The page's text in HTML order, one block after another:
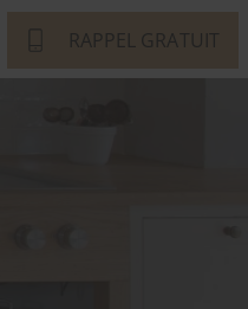
RAPPEL GRATUIT